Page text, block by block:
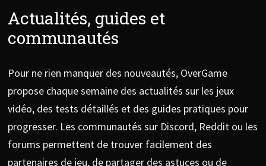
Actualités, guides et
communautés
Pour ne rien manquer des nouveautés, OverGame
propose chaque semaine des actualités sur les jeux
vidéo, des tests détaillés et des guides pratiques pour
progresser. Les communautés sur Discord, Reddit ou les
forums permettent de trouver facilement des
partenaires de jeu, de partager des astuces ou de